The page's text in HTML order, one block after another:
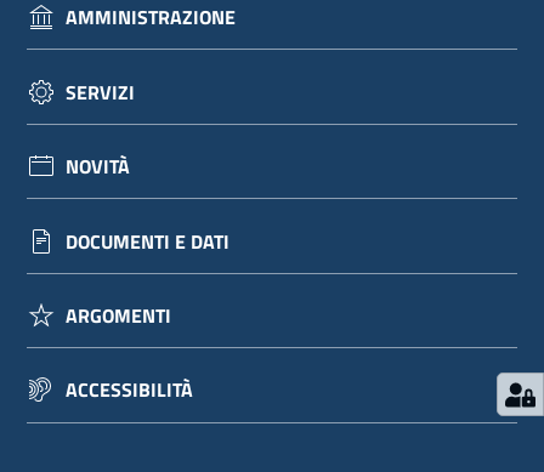
Seguici
su
AMMINISTRAZIONE
SERVIZI
NOVITÀ
DOCUMENTI E DATI
ARGOMENTI
ACCESSIBILITÀ